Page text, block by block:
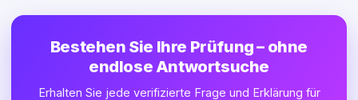
Bestehen Sie Ihre Prüfung – ohne
endlose Antwortsuche
Erhalten Sie jede verifizierte Frage und Erklärung für